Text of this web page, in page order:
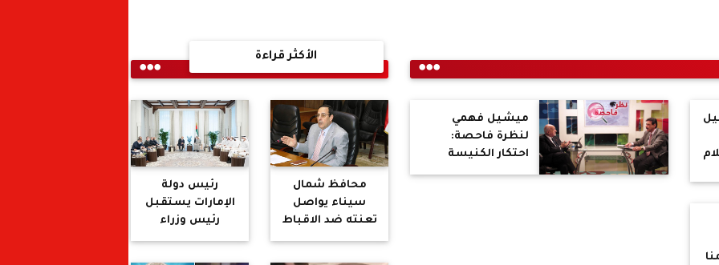
ميشيل فهمي
لنظرة فاحصة:
احتكار الكنيسة
للمراكز الغير
الأكثر قراءة
محافظ شمال
سيناء يواصل
تعنته ضد الاقباط
ويطالب بنقل
رئيس دولة
الإمارات يستقبل
رئيس وزراء
إسرائيل